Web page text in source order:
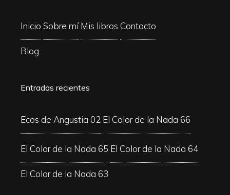
Inicio Sobre mí Mis libros Contacto
Blog
Entradas recientes
Ecos de Angustia 02 El Color de la Nada 66
El Color de la Nada 65 El Color de la Nada 64
El Color de la Nada 63